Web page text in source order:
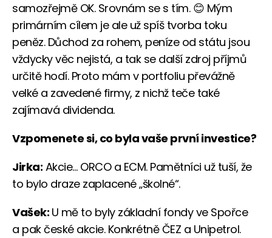
samozřejmě OK. Srovnám se s tím. 😊 Mým
primárním cílem je ale už spíš tvorba toku
peněz. Důchod za rohem, peníze od státu jsou
vždycky věc nejistá, a tak se další zdroj příjmů
určitě hodí. Proto mám v portfoliu převážně
velké a zavedené firmy, z nichž teče také
zajímavá dividenda.
Vzpomenete si, co byla vaše první investice?
Jirka: Akcie… ORCO a ECM. Pamětníci už tuší, že
to bylo draze zaplacené „školné“.
Vašek: U mě to byly základní fondy ve Spořce
a pak české akcie. Konkrétně ČEZ a Unipetrol.